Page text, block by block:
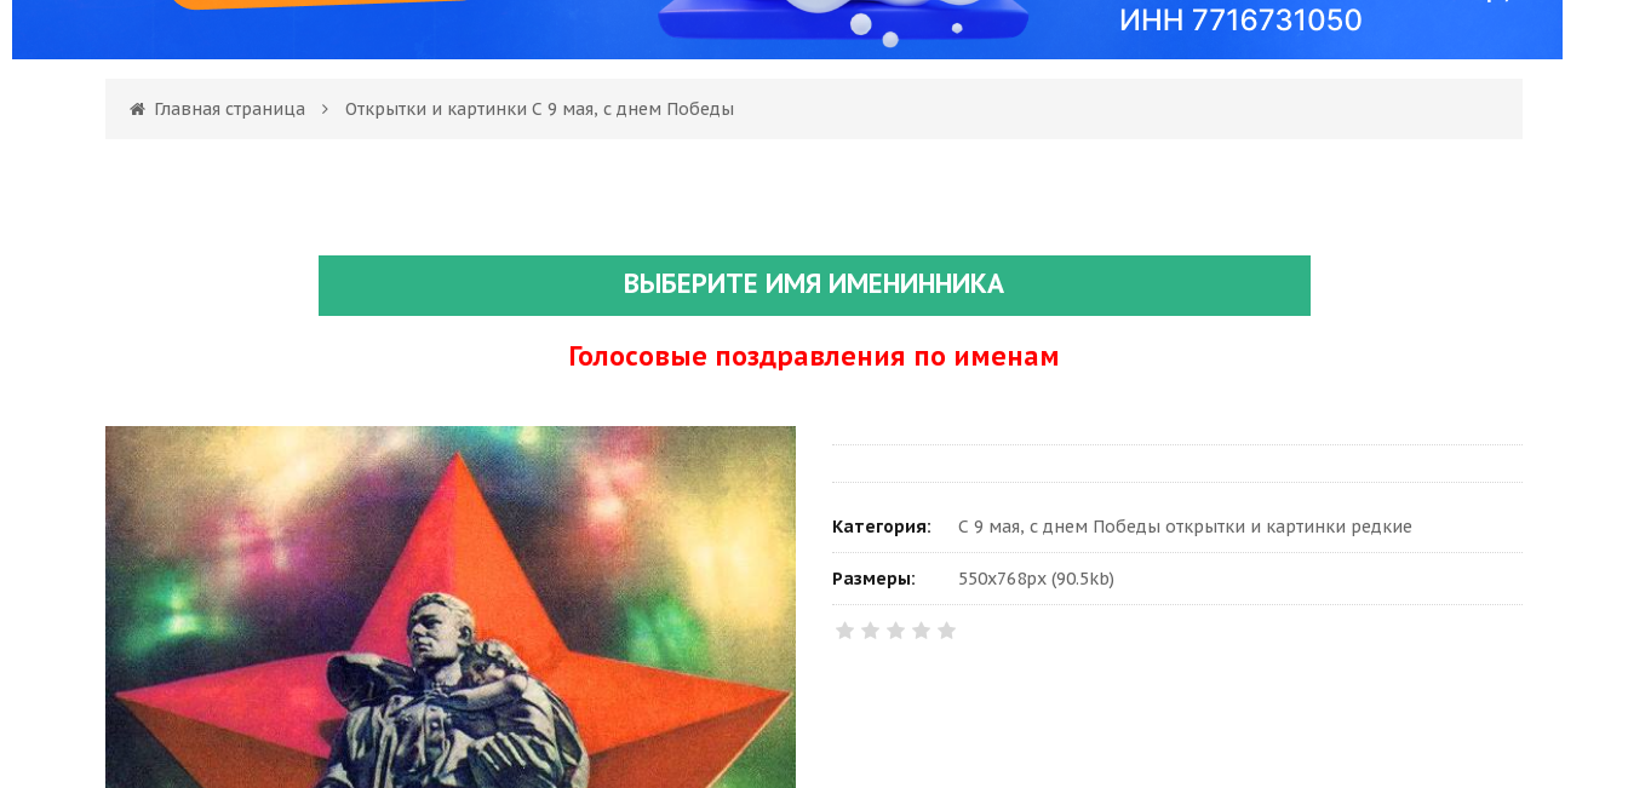
Главная страница Открытки и картинки С 9 мая, с днем Победы
ВЫБЕРИТЕ ИМЯ ИМЕНИННИКА
Голосовые поздравления по именам
Категория: С 9 мая, с днем Победы открытки и картинки редкие
Размеры: 550x768px (90.5kb)